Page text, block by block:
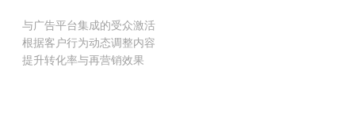
与广告平台集成的受众激活
根据客户行为动态调整内容
提升转化率与再营销效果